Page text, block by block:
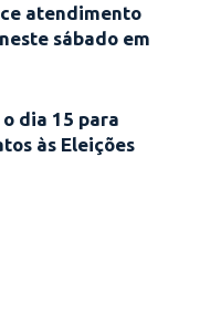
atendimento
sábado em
dia 15 para
às Eleições